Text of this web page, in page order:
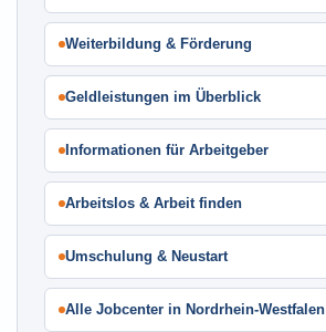
Weiterbildung & Förderung
Geldleistungen im Überblick
Informationen für Arbeitgeber
Arbeitslos & Arbeit finden
Umschulung & Neustart
Alle Jobcenter in Nordrhein-Westfalen